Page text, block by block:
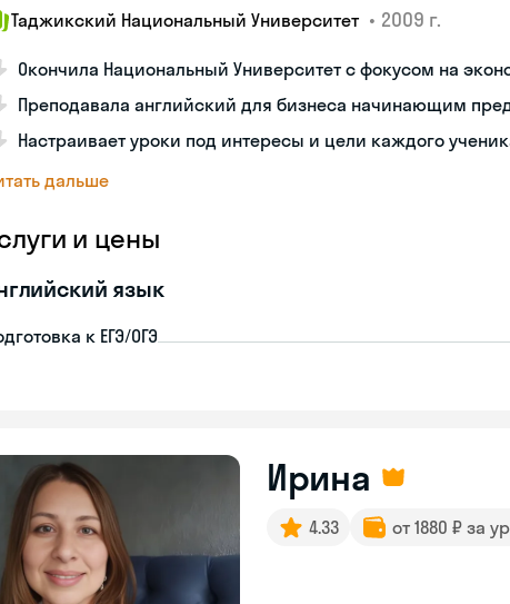
Таджикский Национальный Университет • 2009 г.
Окончила Национальный Университет с фокусом на
Преподавала английский для бизнеса начинающим
Настраивает уроки под интересы и цели каждого
дальше
и цены
язык
к ЕГЭ/ОГЭ
Ирина
4.33 от 1880 ₽ за